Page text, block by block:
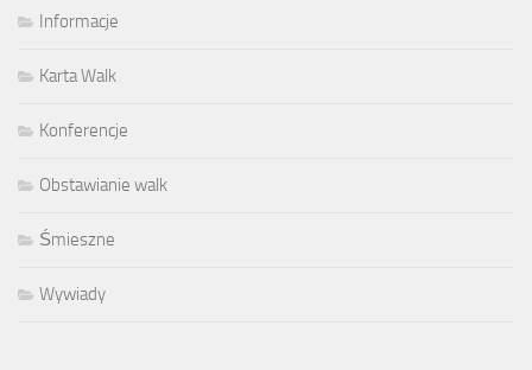
Informacje
Karta Walk
Konferencje
Obstawianie walk
Śmieszne
Wywiady